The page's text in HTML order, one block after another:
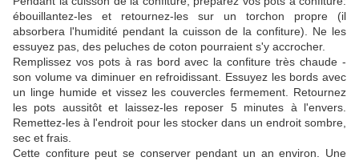
ébouillantez-les et retournez-les sur un torchon propre (il
absorbera l'humidité pendant la cuisson de la confiture). Ne les
essuyez pas, des peluches de coton pourraient s'y accrocher.
Remplissez vos pots à ras bord avec la confiture très chaude -
son volume va diminuer en refroidissant. Essuyez les bords avec
un linge humide et vissez les couvercles fermement. Retournez
les pots aussitôt et laissez-les reposer 5 minutes à l'envers.
Remettez-les à l'endroit pour les stocker dans un endroit sombre,
sec et frais.
Cette confiture peut se conserver pendant un an environ. Une